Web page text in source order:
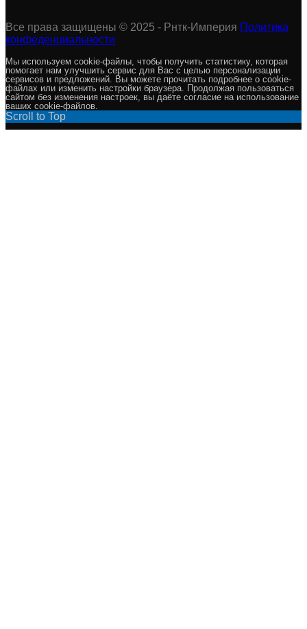
Все права защищены © 2025 - Рнтк-Империя Политика
конфеденциальности
Мы используем cookie-файлы, чтобы получить статистику, которая
помогает нам улучшить сервис для Вас с целью персонализации
сервисов и предложений. Вы можете прочитать подробнее о cookie-
файлах или изменить настройки браузера. Продолжая пользоваться
сайтом без изменения настроек, вы даёте согласие на использование
ваших cookie-файлов.
Scroll to Top